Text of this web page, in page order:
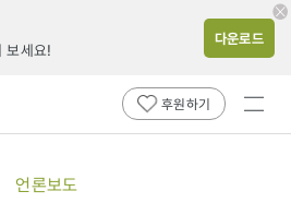
보세요!
다운로드
후원하기
전체
언론보도